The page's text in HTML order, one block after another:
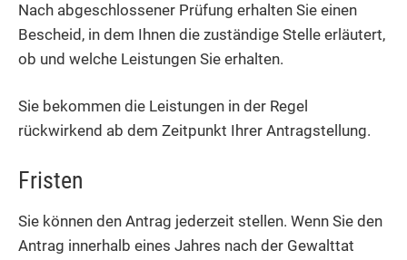
Nach abgeschlossener Prüfung erhalten Sie einen
Bescheid, in dem Ihnen die zuständige Stelle erläutert,
ob und welche Leistungen Sie erhalten.
Sie bekommen die Leistungen in der Regel
rückwirkend ab dem Zeitpunkt Ihrer Antragstellung.
Fristen
Sie können den Antrag jederzeit stellen. Wenn Sie den
Antrag innerhalb eines Jahres nach der Gewalttat